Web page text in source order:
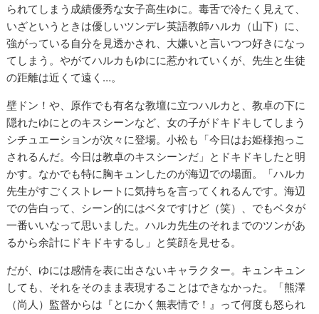
られてしまう成績優秀な女子高生ゆに。毒舌で冷たく見えて、
いざというときは優しいツンデレ英語教師ハルカ（山下）に、
強がっている自分を見透かされ、大嫌いと言いつつ好きになっ
てしまう。やがてハルカもゆにに惹かれていくが、先生と生徒
の距離は近くて遠く…。
壁ドン！や、原作でも有名な教壇に立つハルカと、教卓の下に
隠れたゆにとのキスシーンなど、女の子がドキドキしてしまう
シチュエーションが次々に登場。小松も「今日はお姫様抱っこ
されるんだ。今日は教卓のキスシーンだ」とドキドキしたと明
かす。なかでも特に胸キュンしたのが海辺での場面。「ハルカ
先生がすごくストレートに気持ちを言ってくれるんです。海辺
での告白って、シーン的にはベタですけど（笑）、でもベタが
一番いいなって思いました。ハルカ先生のそれまでのツンがあ
るから余計にドキドキするし」と笑顔を見せる。
だが、ゆには感情を表に出さないキャラクター。キュンキュン
しても、それをそのまま表現することはできなかった。「熊澤
（尚人）監督からは『とにかく無表情で！』って何度も怒られ